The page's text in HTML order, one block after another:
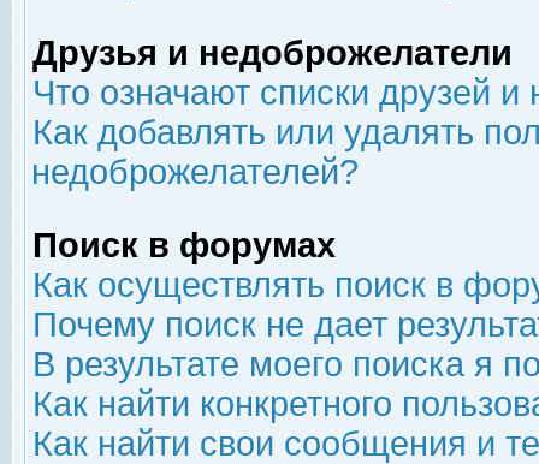
Друзья и недоброжелатели
Что означают списки друзей
Как добавлять или удалять
недоброжелателей?
Поиск в форумах
Как осуществлять поиск в
Почему поиск не дает
В результате моего поиска я
Как найти конкретного
Как найти свои сообщения и